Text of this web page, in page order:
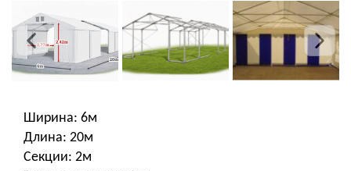
Ширина: 6м
Длина: 20м
Секции: 2м